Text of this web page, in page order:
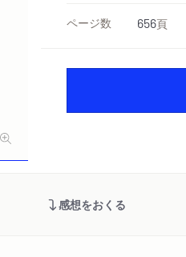
ページ数 656頁
感想をおくる